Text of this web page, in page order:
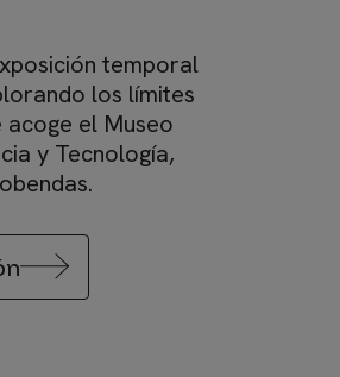
temporal
los límites
acoge el Museo
y Tecnología,